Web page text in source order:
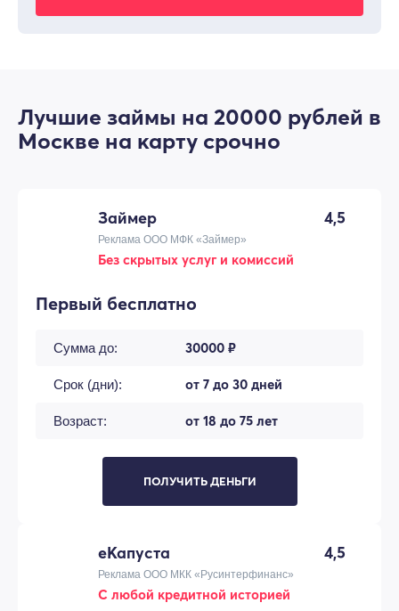
Лучшие займы на 20000 рублей в
Москве на карту срочно
Займер 4,5
Реклама ООО МФК «Займер»
Без скрытых услуг и комиссий
Первый бесплатно
Сумма до: 30000 ₽
Срок (дни): от 7 до 30 дней
Возраст: от 18 до 75 лет
ПОЛУЧИТЬ ДЕНЬГИ
еКапуста 4,5
Реклама ООО МКК «Русинтерфинанс»
С любой кредитной историей